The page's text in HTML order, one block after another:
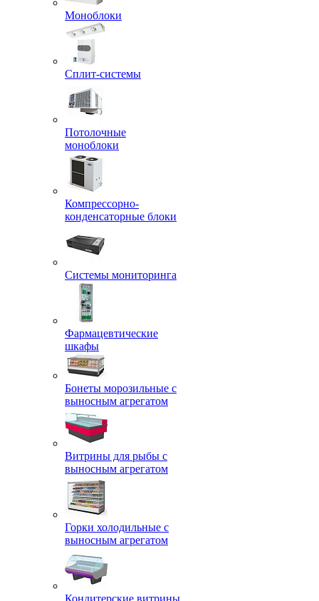
Моноблоки
Сплит-системы
Потолочные
моноблоки
Компрессорно-
конденсаторные блоки
Системы мониторинга
Фармацевтические
шкафы
Бонеты морозильные с
выносным агрегатом
Витрины для рыбы с
выносным агрегатом
Горки холодильные с
выносным агрегатом
Кондитерские витрины